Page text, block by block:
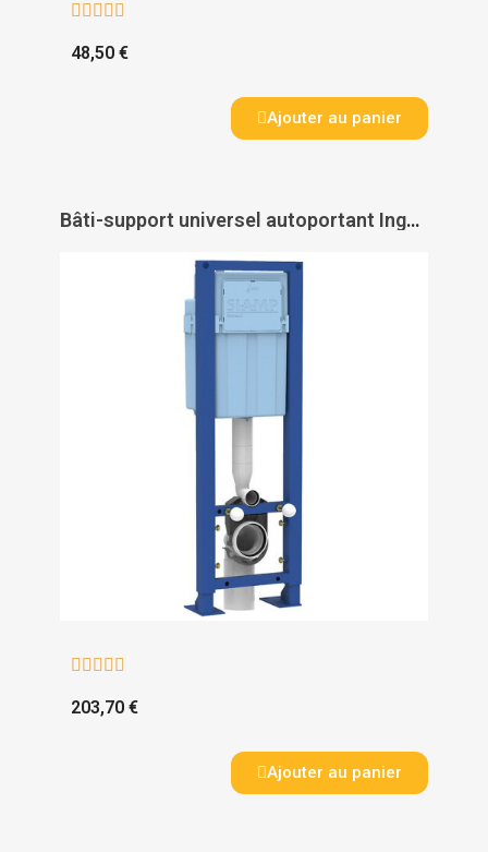
    
48,50 €
Ajouter au panier
Bâti-support universel autoportant Ingénio Essentiel - SIAMP
    
203,70 €
Ajouter au panier